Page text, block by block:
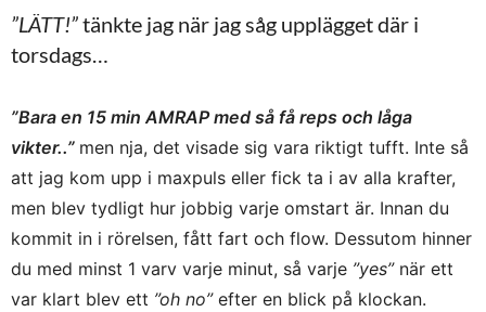
”LÄTT!”tänkte jag när jag såg upplägget där i
torsdags…
”Bara en 15 min AMRAP med så få reps och låga
vikter..” men nja, det visade sig vara riktigt tufft. Inte så
att jag kom upp i maxpuls eller fick ta i av alla krafter,
men blev tydligt hur jobbig varje omstart är. Innan du
kommit in i rörelsen, fått fart och flow. Dessutom hinner
du med minst 1 varv varje minut, så varje ”yes”när ett
var klart blev ett ”oh no”efter en blick på klockan.